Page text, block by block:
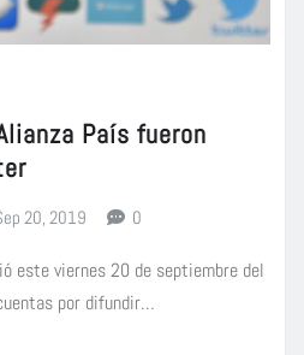
País fueron
20, 2019 0
este viernes 20 de septiembre del
por difundir…